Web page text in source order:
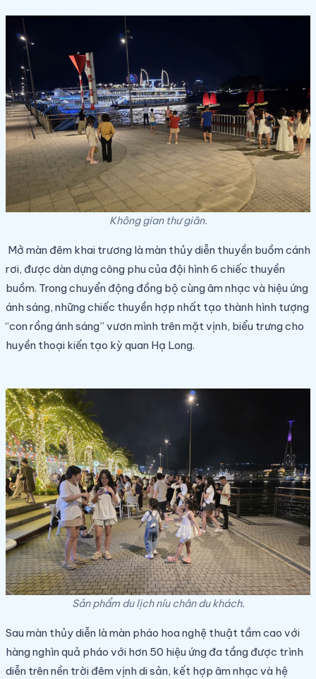
Không gian thư giãn.
Mở màn đêm khai trương là màn thủy diễn thuyền buồm cánh
rơi, được dàn dựng công phu của đội hình 6 chiếc thuyền
buồm. Trong chuyển động đồng bộ cùng âm nhạc và hiệu ứng
ánh sáng, những chiếc thuyền hợp nhất tạo thành hình tượng
“con rồng ánh sáng” vươn mình trên mặt vịnh, biểu trưng cho
huyền thoại kiến tạo kỳ quan Hạ Long.
Sản phẩm du lịch níu chân du khách.
Sau màn thủy diễn là màn pháo hoa nghệ thuật tầm cao với
hàng nghìn quả pháo với hơn 50 hiệu ứng đa tầng được trình
diễn trên nền trời đêm vịnh di sản, kết hợp âm nhạc và hệ